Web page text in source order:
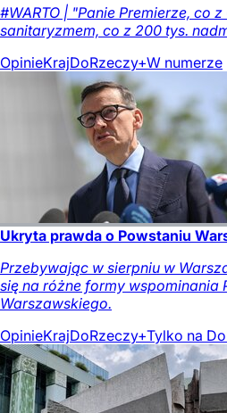
#WARTO | "Panie Premierze, co z
sanitaryzmem, co z 200 tys.
OpinieKrajDoRzeczy+W numerze
Ukryta prawda o Powstaniu
Przebywając w sierpniu w
się na różne formy wspominania
Warszawskiego.
OpinieKrajDoRzeczy+Tylko na